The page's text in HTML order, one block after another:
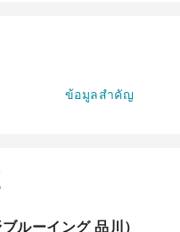
ข้อมูลสำคัญ
ーイング 品川）